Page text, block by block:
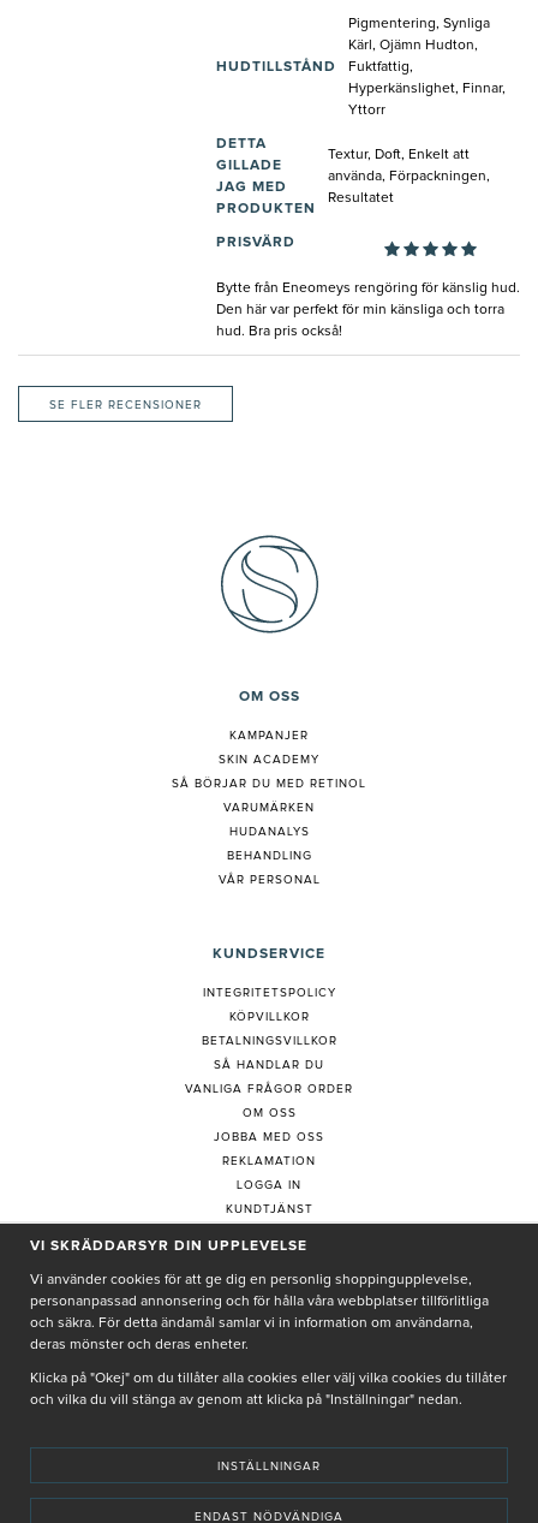
HUDTILLSTÅND
Pigmentering, Synliga
Kärl, Ojämn Hudton,
Fuktfattig,
Hyperkänslighet, Finnar,
Yttorr
DETTA
GILLADE
JAG MED
PRODUKTEN
Textur, Doft, Enkelt att
använda, Förpackningen,
Resultatet
PRISVÄRD
Bytte från Eneomeys rengöring för känslig hud.
Den här var perfekt för min känsliga och torra
hud. Bra pris också!
SE FLER RECENSIONER
OM OSS
KAMPANJER
SKIN ACADEMY
SÅ BÖRJAR DU MED RETINOL
VARUMÄRKEN
HUDANALYS
BEHANDLING
VÅR PERSONAL
KUNDSERVICE
INTEGRITETSPOLICY
KÖPVILLKOR
BETALNINGSVILLKOR
SÅ HANDLAR DU
VANLIGA FRÅGOR ORDER
OM OSS
JOBBA MED OSS
REKLAMATION
LOGGA IN
KUNDTJÄNST
PRENUMERERA PÅ NYHETSBREV
De uppgifter du matar in kommer endast användas till våra nyhetsbrev.
VI SKRÄDDARSYR DIN UPPLEVELSE
Vi använder cookies för att ge dig en personlig shoppingupplevelse,
personanpassad annonsering och för hålla våra webbplatser tillförlitliga
och säkra. För detta ändamål samlar vi in information om användarna,
deras mönster och deras enheter.
Klicka på "Okej" om du tillåter alla cookies eller välj vilka cookies du tillåter
och vilka du vill stänga av genom att klicka på "Inställningar" nedan.
INSTÄLLNINGAR
ENDAST NÖDVÄNDIGA